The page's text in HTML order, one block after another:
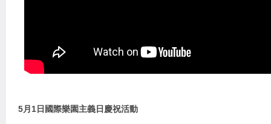
5月1日國際樂園主義日慶祝活動